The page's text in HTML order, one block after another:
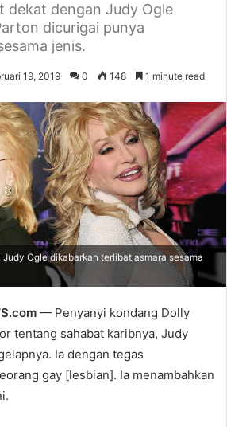
dekat dengan Judy Ogle
dicurigai punya
jenis.
19, 2019 0 148 1 minute read
Ogle dikabarkan terlibat asmara sesama
— Penyanyi kondang Dolly
tentang sahabat karibnya, Judy
Ia dengan tegas
gay [lesbian]. Ia menambahkan